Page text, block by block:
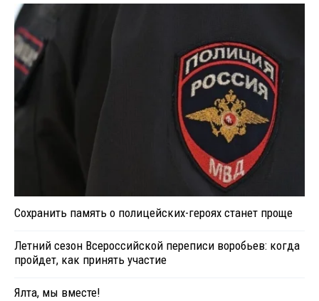
Сохранить память о полицейских-героях станет проще
Летний сезон Всероссийской переписи воробьев: когда
пройдет, как принять участие
Ялта, мы вместе!